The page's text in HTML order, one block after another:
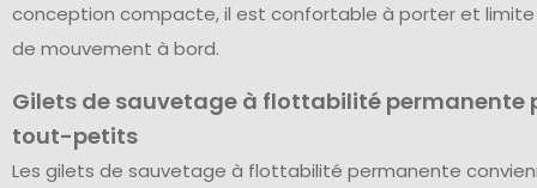
conception compacte, il est confortable à porter et
de mouvement à bord.
Gilets de sauvetage à flottabilité permanente
tout-petits
Les gilets de sauvetage à flottabilité permanente